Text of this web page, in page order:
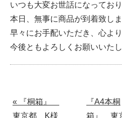
いつも大変お世話になっており
本日、無事に商品が到着致しま
早々にお手配いただき、心よ
今後ともよろしくお願いいたし
« 『桐箱』
東京都 K様
『A4本桐
箱』 東